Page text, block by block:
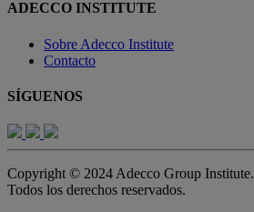
ADECCO INSTITUTE
Sobre Adecco Institute
Contacto
SÍGUENOS
Copyright © 2024 Adecco Group Institute.
Todos los derechos reservados.